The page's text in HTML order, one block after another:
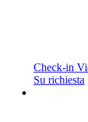
Check-in
Su richiesta